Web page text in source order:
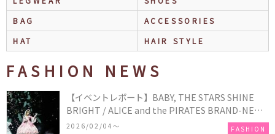
BAG
ACCESSORIES
HAT
HAIR STYLE
FASHION NEWS
【イベントレポート】BABY, THE STARS SHINE
BRIGHT / ALICE and the PIRATES BRAND-NEW
COLLECTION in TOKYO
2026/02/04〜 FASHION